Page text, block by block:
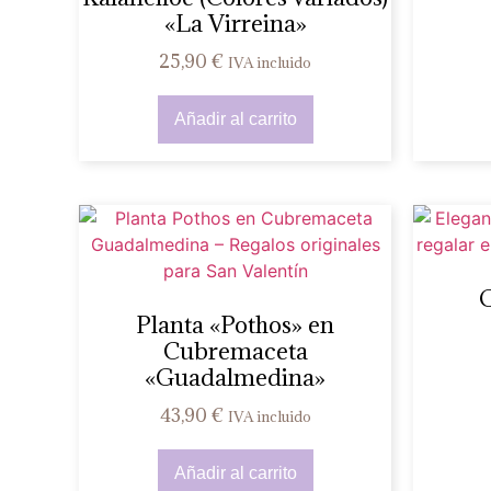
«La Virreina»
25,90 € IVA incluido
Añadir al carrito
Planta «Pothos» en
Cubremaceta
«Guadalmedina»
43,90 € IVA incluido
Añadir al carrito